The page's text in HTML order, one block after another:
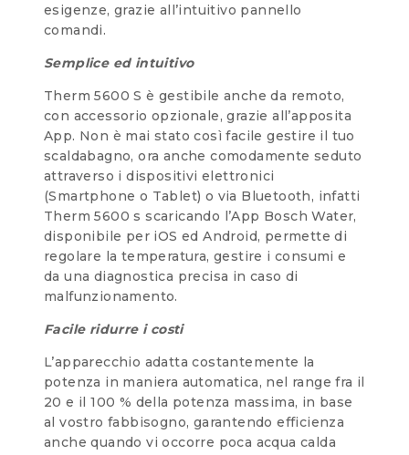
esigenze, grazie all’intuitivo pannello
comandi.
Semplice ed intuitivo
Therm 5600 S è gestibile anche da remoto,
con accessorio opzionale, grazie all’apposita
App. Non è mai stato così facile gestire il tuo
scaldabagno, ora anche comodamente seduto
attraverso i dispositivi elettronici
(Smartphone o Tablet) o via Bluetooth, infatti
Therm 5600 s scaricando l’App Bosch Water,
disponibile per iOS ed Android, permette di
regolare la temperatura, gestire i consumi e
da una diagnostica precisa in caso di
malfunzionamento.
Facile ridurre i costi
L’apparecchio adatta costantemente la
potenza in maniera automatica, nel range fra il
20 e il 100 % della potenza massima, in base
al vostro fabbisogno, garantendo efficienza
anche quando vi occorre poca acqua calda